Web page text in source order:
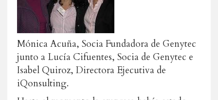
Mónica Acuña, Socia Fundadora de Genytec
junto a Lucía Cifuentes, Socia de Genytec e
Isabel Quiroz, Directora Ejecutiva de
iQonsulting.